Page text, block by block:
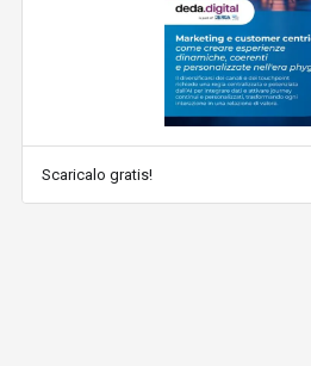
Scaricalo gratis!